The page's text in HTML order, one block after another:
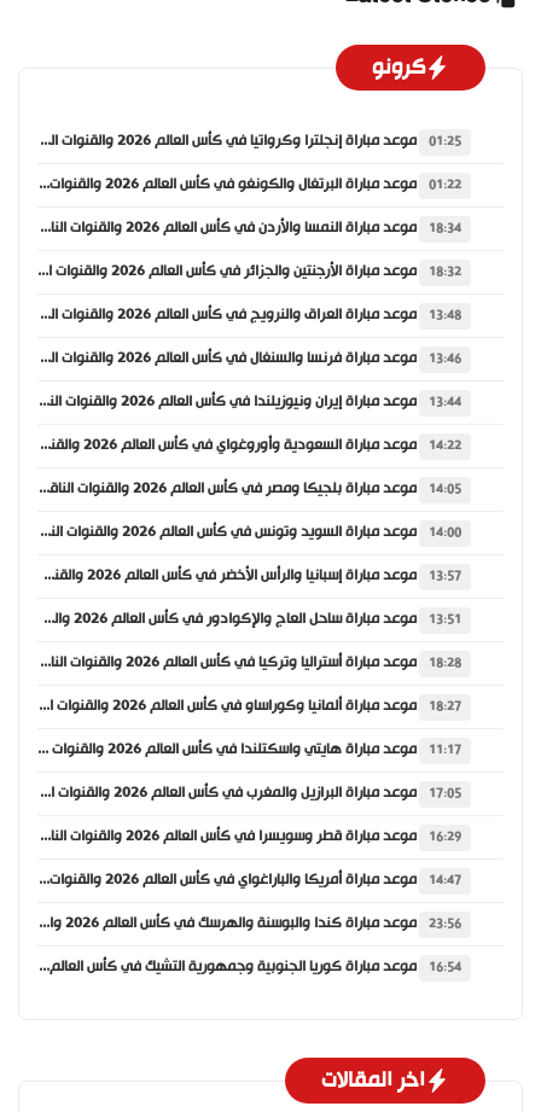
كرونو
01:25 موعد مباراة إنجلترا وكرواتيا في كأس العالم 2026 والقنوات الناقلة
01:22 موعد مباراة البرتغال والكونغو في كأس العالم 2026 والقنوات الناقلة
18:34 موعد مباراة النمسا والأردن في كأس العالم 2026 والقنوات الناقلة
18:32 موعد مباراة الأرجنتين والجزائر في كأس العالم 2026 والقنوات الناقلة
13:48 موعد مباراة العراق والنرويج في كأس العالم 2026 والقنوات الناقلة
13:46 موعد مباراة فرنسا والسنغال في كأس العالم 2026 والقنوات الناقلة
13:44 موعد مباراة إيران ونيوزيلندا في كأس العالم 2026 والقنوات الناقلة
14:22 موعد مباراة السعودية وأوروغواي في كأس العالم 2026 والقنوات الناقلة
14:05 موعد مباراة بلجيكا ومصر في كأس العالم 2026 والقنوات الناقلة
14:00 موعد مباراة السويد وتونس في كأس العالم 2026 والقنوات الناقلة
13:57 موعد مباراة إسبانيا والرأس الأخضر في كأس العالم 2026 والقنوات الناقلة
13:51 موعد مباراة ساحل العاج والإكوادور في كأس العالم 2026 والقنوات الناقلة
18:28 موعد مباراة أستراليا وتركيا في كأس العالم 2026 والقنوات الناقلة
18:27 موعد مباراة ألمانيا وكوراساو في كأس العالم 2026 والقنوات الناقلة
11:17 موعد مباراة هايتي واسكتلندا في كأس العالم 2026 والقنوات الناقلة
17:05 موعد مباراة البرازيل والمغرب في كأس العالم 2026 والقنوات الناقلة
16:29 موعد مباراة قطر وسويسرا في كأس العالم 2026 والقنوات الناقلة
14:47 موعد مباراة أمريكا والباراغواي في كأس العالم 2026 والقنوات الناقلة
23:56 موعد مباراة كندا والبوسنة والهرسك في كأس العالم 2026 والقنوات الناقلة
16:54 موعد مباراة كوريا الجنوبية وجمهورية التشيك في كأس العالم 2026 والقنوات الناقلة
اخر المقالات